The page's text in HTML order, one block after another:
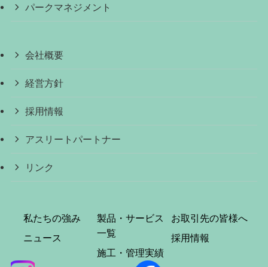
パークマネジメント
会社概要
経営方針
採用情報
アスリートパートナー
リンク
私たちの強み
ニュース
製品・サービス
一覧
施工・管理実績
お取引先の皆様へ
採用情報